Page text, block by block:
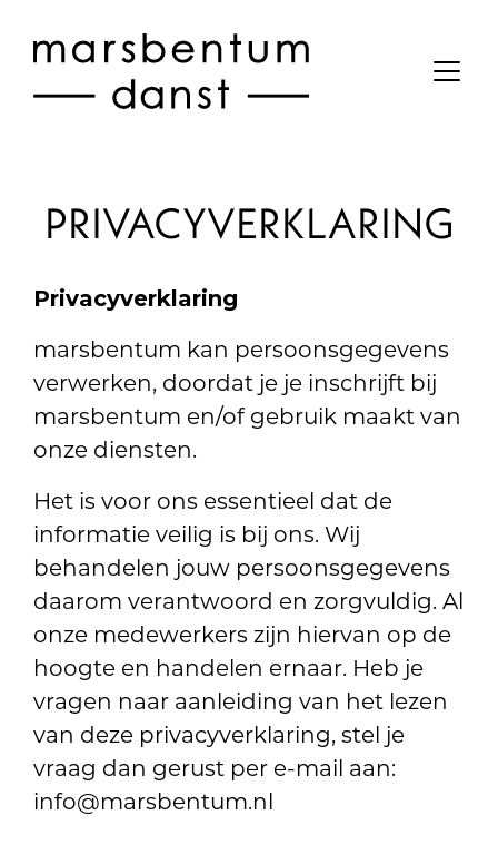
PRIVACYVERKLARING
Privacyverklaring
marsbentum kan persoonsgegevens
verwerken, doordat je je inschrijft bij
marsbentum en/of gebruik maakt van
onze diensten.
Het is voor ons essentieel dat de
informatie veilig is bij ons. Wij
behandelen jouw persoonsgegevens
daarom verantwoord en zorgvuldig. Al
onze medewerkers zijn hiervan op de
hoogte en handelen ernaar. Heb je
vragen naar aanleiding van het lezen
van deze privacyverklaring, stel je
vraag dan gerust per e-mail aan:
info@marsbentum.nl